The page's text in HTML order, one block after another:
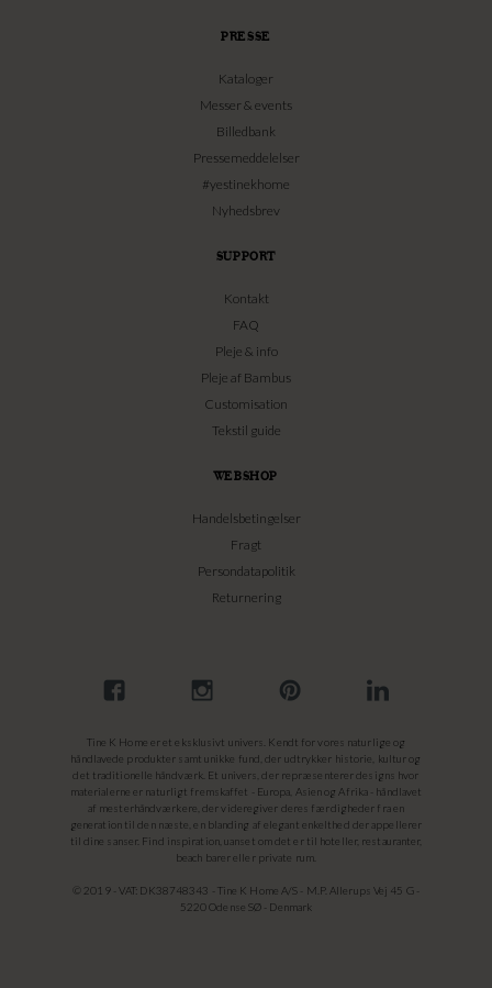
PRESSE
Kataloger
Messer & events
Billedbank
Pressemeddelelser
#yestinekhome
Nyhedsbrev
SUPPORT
Kontakt
FAQ
Pleje & info
Pleje af Bambus
Customisation
Tekstil guide
WEBSHOP
Handelsbetingelser
Fragt
Persondatapolitik
Returnering
Tine K Home er et eksklusivt univers. Kendt for vores naturlige og
håndlavede produkter samt unikke fund, der udtrykker historie, kultur og
det traditionelle håndværk. Et univers, der repræsenterer designs hvor
materialerne er naturligt fremskaffet - Europa, Asien og Afrika - håndlavet
af mesterhåndværkere, der videregiver deres færdigheder fra en
generation til den næste, en blanding af elegant enkelthed der appellerer
til dine sanser. Find inspiration, uanset om det er til hoteller, restauranter,
beach barer eller private rum.
© 2019 - VAT: DK38748343 - Tine K Home A/S - M.P. Allerups Vej 45 G -
5220 Odense SØ - Denmark